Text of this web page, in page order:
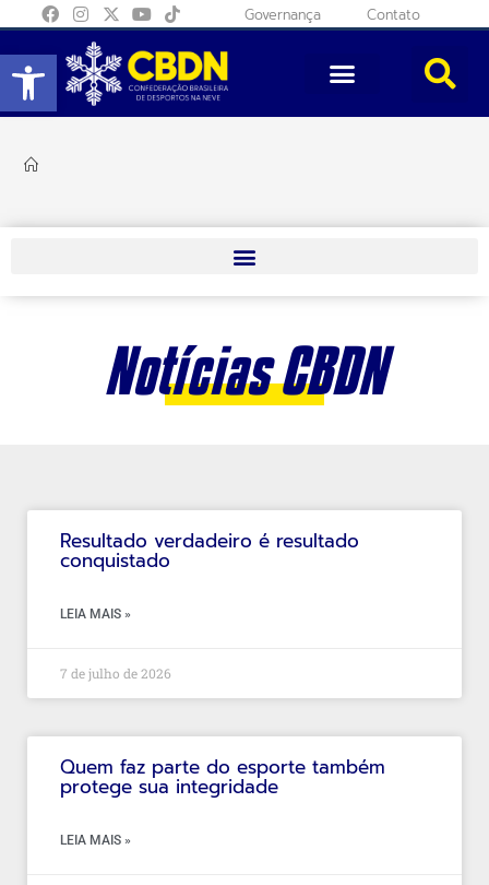
Abrir a barra de ferramentas
Governança Contato
Notícias CBDN
Resultado verdadeiro é resultado
conquistado
LEIA MAIS »
7 de julho de 2026
Quem faz parte do esporte também
protege sua integridade
LEIA MAIS »